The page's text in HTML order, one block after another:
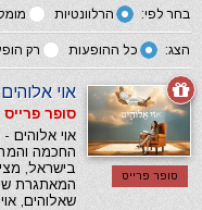
בחר לפי: הרלוונטיות
הצג: כל ההופעות רק
סופר פרייס
אוי
סופר פרייס
אוי אלוהים
החכמה
בישראל,
המאתגרת
שאלוהים,